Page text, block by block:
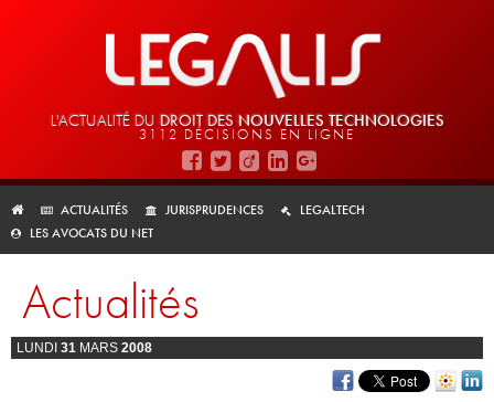
L'ACTUALITÉ DU DROIT DES NOUVELLES TECHNOLOGIES
3112 DÉCISIONS EN LIGNE
ACTUALITÉS JURISPRUDENCES
LEGALTECH
LES AVOCATS DU NET
Actualités
LUNDI 31 MARS 2008